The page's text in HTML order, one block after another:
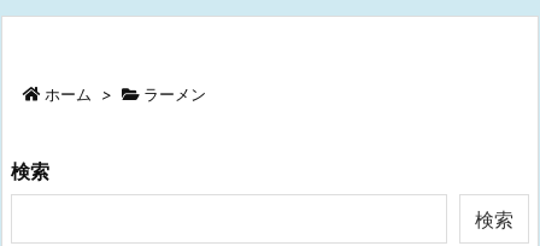
ホーム > ラーメン
検索
検索